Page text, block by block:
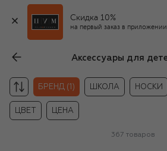
Скидка 10%
на первый заказ в приложении
БРЕНД (1) ШКОЛА НОСКИ
ЦВЕТ ЦЕНА
367 товаров